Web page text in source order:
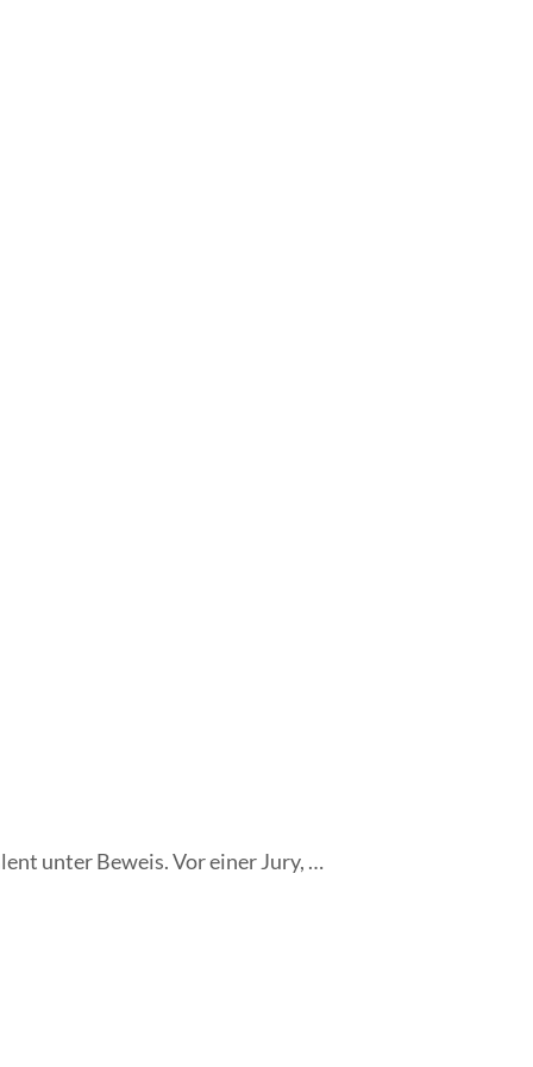
unter Beweis. Vor einer Jury, …